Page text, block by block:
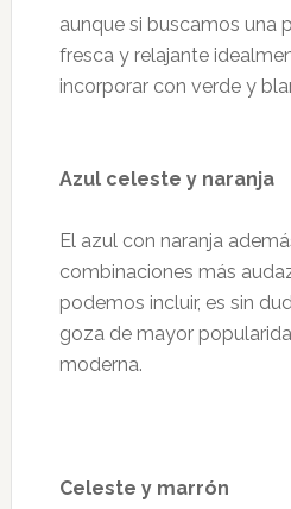
aunque si buscamos una
fresca y relajante
incorporar con verde y
Azul celeste y naranja
El azul con naranja
combinaciones más
podemos incluir, es sin
goza de mayor
moderna.
Celeste y marrón